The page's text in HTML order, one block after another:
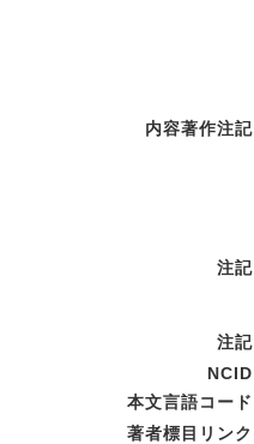
内容著作注記
注記
注記
NCID
本文言語コード
著者標目リンク